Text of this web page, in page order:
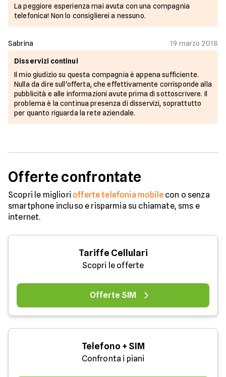
La peggiore esperienza mai avuta con una compagnia
telefonica! Non lo consiglierei a nessuno.
Sabrina 19 marzo 2018
Disservizi continui
Il mio giudizio su questa compagnia è appena sufficiente.
Nulla da dire sull'offerta, che effettivamente corrisponde alla
pubblicità e alle informazioni avute prima di sottoscrivere. Il
problema è la continua presenza di disservizi, soprattutto
per quanto riguarda la rete aziendale.
Offerte confrontate
Scopri le migliori offerte telefonia mobilecon o senza
smartphone incluso e risparmia su chiamate, sms e
internet.
Tariffe Cellulari
Scopri le offerte
Offerte SIM
Telefono + SIM
Confronta i piani